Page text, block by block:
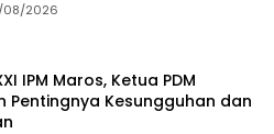
08/2026
IPM Maros, Ketua PDM
Pentingnya Kesungguhan dan